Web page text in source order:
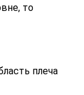
то
плеча